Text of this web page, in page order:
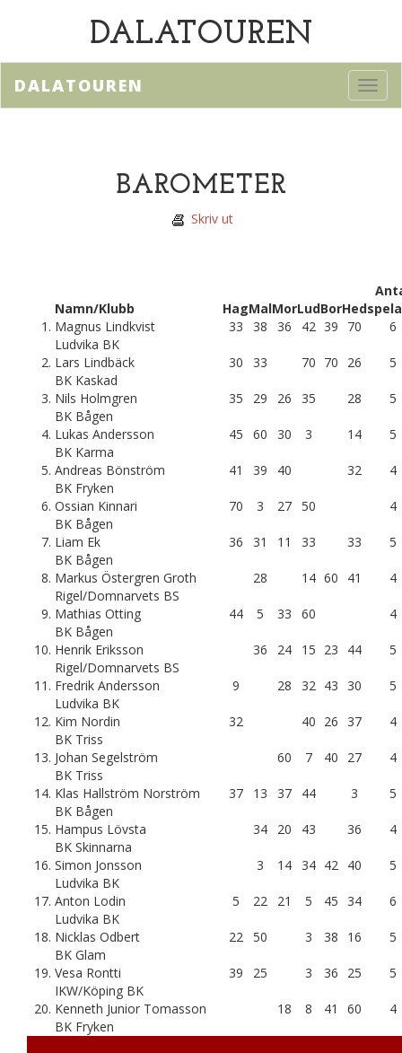
DALATOUREN
DALATOUREN
BAROMETER
Skriv ut
Namn/Klubb HagMalMorLudBorHed
1. Magnus Lindkvist
Ludvika BK
33 38 36 42 39 70 6
2. Lars Lindbäck
BK Kaskad
30 33 70 70 26 5
3. Nils Holmgren
BK Bågen
35 29 26 35 28 5
4. Lukas Andersson
BK Karma
45 60 30 3 14 5
5. Andreas Bönström
BK Fryken
41 39 40 32 4
6. Ossian Kinnari
BK Bågen
70 3 27 50 4
7. Liam Ek
BK Bågen
36 31 11 33 33 5
8. Markus Östergren Groth
Rigel/Domnarvets BS
28 14 60 41 4
9. Mathias Otting
BK Bågen
44 5 33 60 4
10. Henrik Eriksson
Rigel/Domnarvets BS
36 24 15 23 44 5
11. Fredrik Andersson
Ludvika BK
9 28 32 43 30 5
12. Kim Nordin
BK Triss
32 40 26 37 4
13. Johan Segelström
BK Triss
60 7 40 27 4
14. Klas Hallström Norström
BK Bågen
37 13 37 44 3 5
15. Hampus Lövsta
BK Skinnarna
34 20 43 36 4
16. Simon Jonsson
Ludvika BK
3 14 34 42 40 5
17. Anton Lodin
Ludvika BK
5 22 21 5 45 34 6
18. Nicklas Odbert
BK Glam
22 50 3 38 16 5
19. Vesa Rontti
IKW/Köping BK
39 25 3 36 25 5
20. Kenneth Junior Tomasson
BK Fryken
18 8 41 60 4